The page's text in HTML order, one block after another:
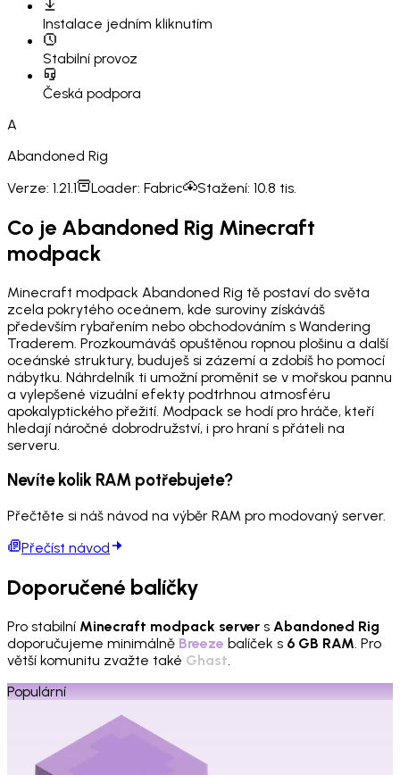
Instalace jedním kliknutím
Stabilní provoz
Česká podpora
A
Abandoned Rig
Verze: 1.21.1 Loader: Fabric Stažení: 10.8 tis.
Co je Abandoned Rig Minecraft
modpack
Minecraft modpack Abandoned Rig tě postaví do světa
zcela pokrytého oceánem, kde suroviny získáváš
především rybařením nebo obchodováním s Wandering
Traderem. Prozkoumáváš opuštěnou ropnou plošinu a další
oceánské struktury, buduješ si zázemí a zdobíš ho pomocí
nábytku. Náhrdelník ti umožní proměnit se v mořskou pannu
a vylepšené vizuální efekty podtrhnou atmosféru
apokalyptického přežití. Modpack se hodí pro hráče, kteří
hledají náročné dobrodružství, i pro hraní s přáteli na
serveru.
Nevíte kolik RAM potřebujete?
Přečtěte si náš návod na výběr RAM pro modovaný server.
Přečíst návod
Doporučené balíčky
Pro stabilní Minecraft modpack server s Abandoned Rig
doporučujeme minimálně Breeze balíček s 6 GB RAM. Pro
větší komunitu zvažte také Ghast.
Populární